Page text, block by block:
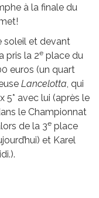
à la finale du
soleil et devant
pris la 2e place du
euros (un quart
Lancelotta, qui
5* avec lui (après le
le Championnat
de la 3e place
et Karel